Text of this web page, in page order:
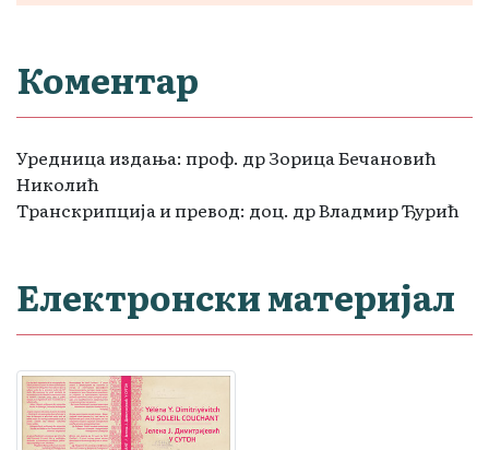
Коментар
Уредница издања: проф. др Зорица Бечановић
Николић
Транскрипција и превод: доц. др Владмир Ђурић
Електронски материјал